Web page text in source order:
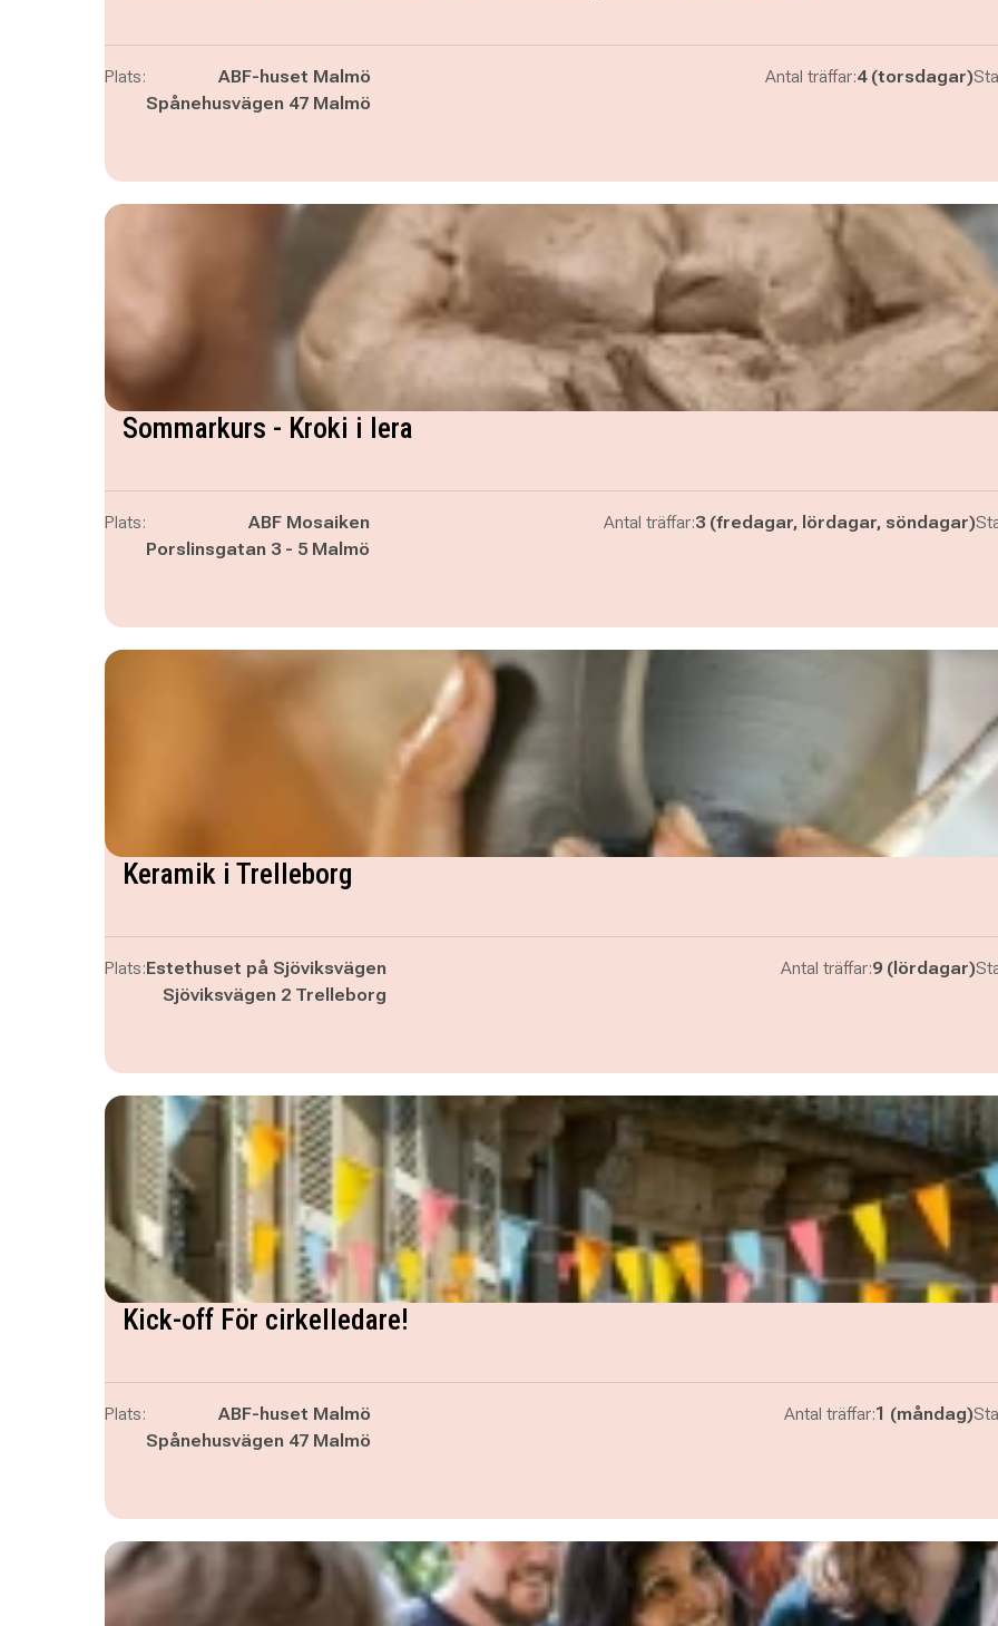
Plats:
ABF-huset Malmö
Spånehusvägen 47 Malmö
Antal träffar:4 (torsdagar)
Sommarkurs - Kroki i lera
Plats:
ABF Mosaiken
Porslinsgatan 3 - 5 Malmö
Antal träffar:3 (fredagar, lördagar, söndagar)
Keramik i Trelleborg
Plats:Estethuset på Sjöviksvägen
Sjöviksvägen 2 Trelleborg
Antal träffar:9 (lördagar)
Kick-off För cirkelledare!
Plats:
ABF-huset Malmö
Spånehusvägen 47 Malmö
Antal träffar:1 (måndag)